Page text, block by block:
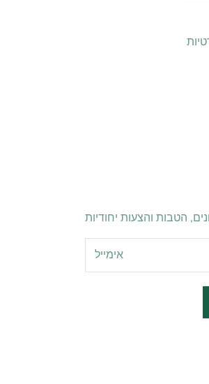
הטבות והצעות יחודיות